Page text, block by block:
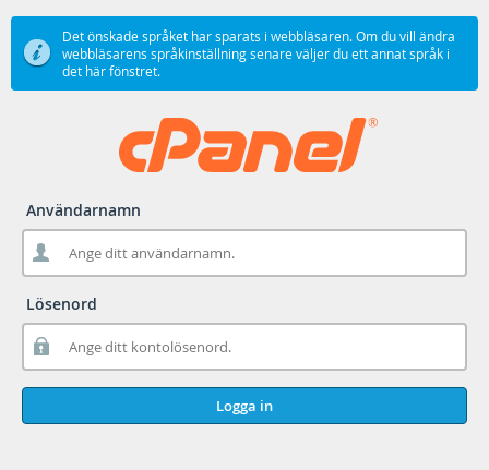
Det önskade språket har sparats i webbläsaren. Om du vill ändra
webbläsarens språkinställning senare väljer du ett annat språk i
det här fönstret.
Användarnamn
Lösenord
Logga in